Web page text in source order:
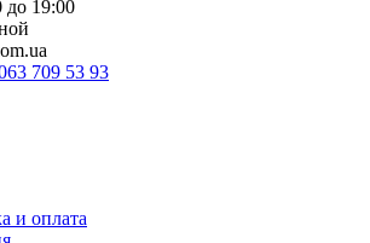
19:00
709 53 93
и оплата